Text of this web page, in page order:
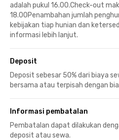
adalah pukul 16.00.Check-out
18.00Penambahan jumlah
kebijakan tiap hunian dan
informasi lebih lanjut.
Deposit
Deposit sebesar 50% dari biaya
bersama atau terpisah dengan
Informasi pembatalan
Pembatalan dapat dilakukan
deposit atau sewa.